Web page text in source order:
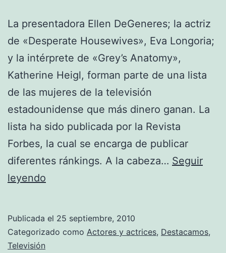
La presentadora Ellen DeGeneres; la actriz
de «Desperate Housewives», Eva Longoria;
y la intérprete de «Grey’s Anatomy»,
Katherine Heigl, forman parte de una lista
de las mujeres de la televisión
estadounidense que más dinero ganan. La
lista ha sido publicada por la Revista
Forbes, la cual se encarga de publicar
diferentes ránkings. A la cabeza… Seguir
leyendo
la
Publicada el 25 septiembre, 2010
Categorizado como Actores y actrices, Destacamos,
Televisión